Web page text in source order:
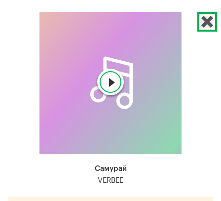
Самурай
VERBEE